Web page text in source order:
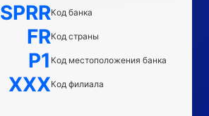
SPRRКод банка
FRКод страны
P1 Код местоположения банка
XXXКод филиала